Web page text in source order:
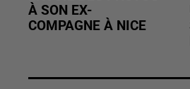
À SON EX-
COMPAGNE À NICE